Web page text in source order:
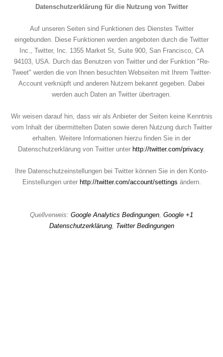
Datenschutzerklärung für die Nutzung von Twitter
Auf unseren Seiten sind Funktionen des Dienstes Twitter
eingebunden. Diese Funktionen werden angeboten durch die Twitter
Inc., Twitter, Inc. 1355 Market St, Suite 900, San Francisco, CA
94103, USA. Durch das Benutzen von Twitter und der Funktion "Re-
Tweet" werden die von Ihnen besuchten Webseiten mit Ihrem Twitter-
Account verknüpft und anderen Nutzern bekannt gegeben. Dabei
werden auch Daten an Twitter übertragen.
Wir weisen darauf hin, dass wir als Anbieter der Seiten keine Kenntnis
vom Inhalt der übermittelten Daten sowie deren Nutzung durch Twitter
erhalten. Weitere Informationen hierzu finden Sie in der
Datenschutzerklärung von Twitter unter http://twitter.com/privacy.
Ihre Datenschutzeinstellungen bei Twitter können Sie in den Konto-
Einstellungen unter http://twitter.com/account/settings ändern.
Quellverweis: Google Analytics Bedingungen Google +1
Datenschutzerklärung, Twitter Bedingungen